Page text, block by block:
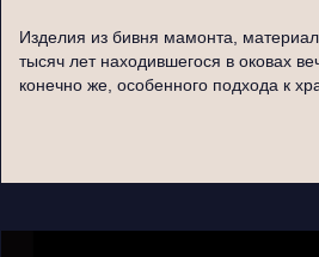
Изделия из бивня мамонта,
тысяч лет находившегося в оковах
конечно же, особенного подхода к